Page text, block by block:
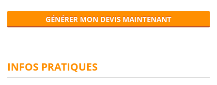
GÉNÉRER MON DEVIS MAINTENANT
INFOS PRATIQUES